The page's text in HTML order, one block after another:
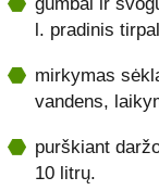
gumbai ir
l. pradinis
mirkymas
vandens,
purškiant
10 litrų.